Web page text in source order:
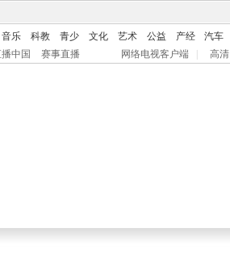
音乐 科教 青少 文化 艺术 公益 产经 汽车
中国
赛事直播 网络电视客户端 高清